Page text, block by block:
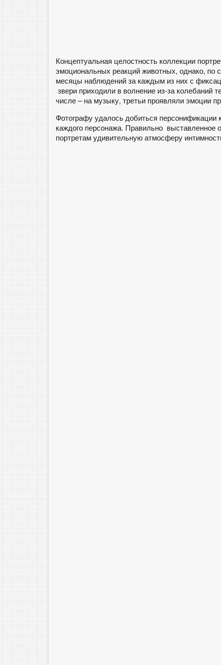
Концептуальная целостность коллекции
эмоциональных реакций животных, однако, по
месяцы наблюдений за каждым из них с
звери приходили в волнение из-за колебаний
числе – на музыку, третьи проявляли эмоции
Фотографу удалось добиться персонификации
каждого персонажа. Правильно выставленное
портретам удивительную атмосферу